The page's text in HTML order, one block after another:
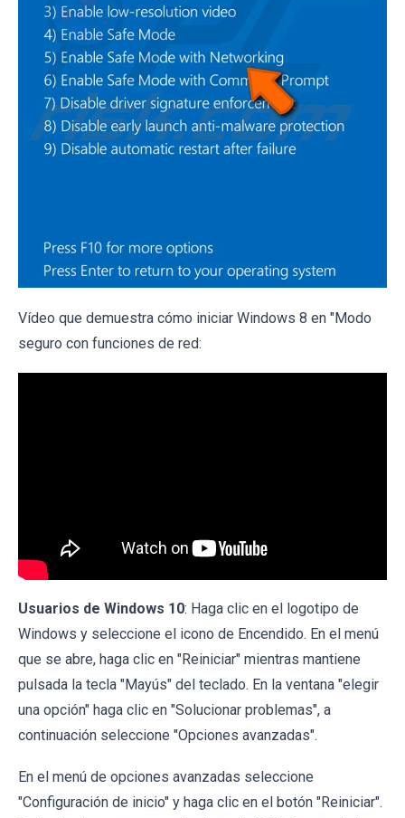
Vídeo que demuestra cómo iniciar Windows 8 en "Modo
seguro con funciones de red:
Usuarios de Windows 10: Haga clic en el logotipo de
Windows y seleccione el icono de Encendido. En el menú
que se abre, haga clic en "Reiniciar" mientras mantiene
pulsada la tecla "Mayús" del teclado. En la ventana "elegir
una opción" haga clic en "Solucionar problemas", a
continuación seleccione "Opciones avanzadas".
En el menú de opciones avanzadas seleccione
"Configuración de inicio" y haga clic en el botón "Reiniciar".